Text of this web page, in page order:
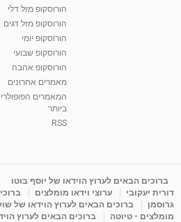
רנה רז-גילו -טיפול אנרגטי ויעוץ רוחני -
2,310 צפיות
סודות בתאריך הלידה, משמעות חודש
ינואר זינה ליבשיץ נומרולוגית
ליסה גרוסמן - המרכז לאימון התנהגותי -
מדיטציה בדמיון מודרך - היכרות עם האני
מאת admin 11 שנים 3,644 צפיות
הורוסקופ מזל דלי
הורוסקופ מזל דגים
הורוסקופ יומי
הורוסקופ שבועי
הורוסקופ אהבה
מאמרים אחרונים
המאמרים
ביותר
RSS
ברוכים הבאים לערוץ הוידאו של יוסף בוטו
דורית יעקובי
ערוצי וידאו מומלצים
גרוסמן
ברוכים הבאים לערוץ הוידאו של
מומלצים - טיוטה
ברוכים הבאים לערוץ